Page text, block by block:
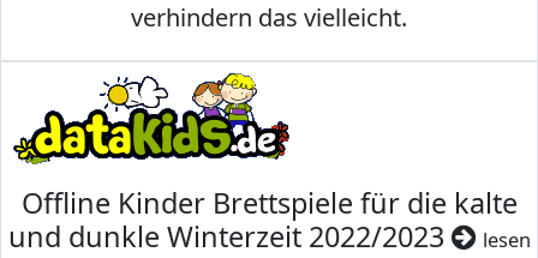
verhindern das vielleicht.
Offline Kinder Brettspiele für die kalte
und dunkle Winterzeit 2022/2023
lesen